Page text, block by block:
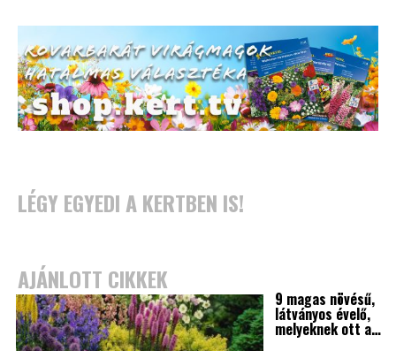
LÉGY EGYEDI A KERTBEN IS!
AJÁNLOTT CIKKEK
9 magas növésű,
látványos évelő,
melyeknek ott a…